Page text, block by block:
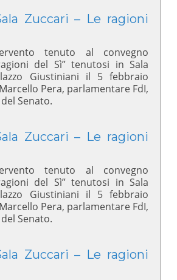
Zuccari – Le ragioni
tenuto al convegno
del Sì” tenutosi in Sala
Giustiniani il 5 febbraio
Pera, parlamentare FdI,
Senato.
Zuccari – Le ragioni
tenuto al convegno
del Sì” tenutosi in Sala
Giustiniani il 5 febbraio
Pera, parlamentare FdI,
Senato.
Zuccari – Le ragioni